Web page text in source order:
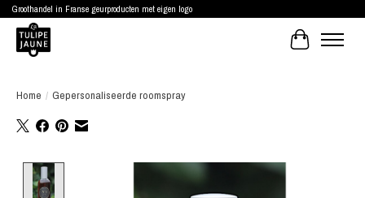
Groothandel in Franse geurproducten met eigen logo
Winkelwagen
Home / Gepersonaliseerde roomspray
Product image slideshow Items